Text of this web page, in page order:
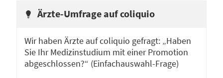
Ärzte-Umfrage auf coliquio
Wir haben Ärzte auf coliquio gefragt: „Haben
Sie Ihr Medizinstudium mit einer Promotion
abgeschlossen?“ (Einfachauswahl-Frage)